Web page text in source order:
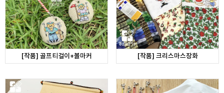
[작품] 골프티걸이+볼마커 [작품] 크리스마스장화